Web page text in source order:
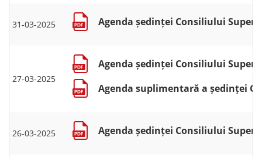
31-03-2025 Agenda ședinței Consiliului
27-03-2025
Agenda ședinței Consiliului
Agenda suplimentară a ședinței
26-03-2025 Agenda ședinței Consiliului